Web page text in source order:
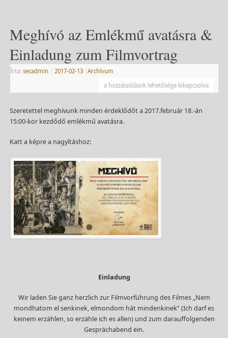
Meghívó az Emlékmű avatásra &
Einladung zum Filmvortrag
Írta: secadmin 2017-02-13
Archívum
a hozzászólások lehetősége kikapcsolva
Szeretettel meghívunk minden érdeklődőt a 2017.február 18.-án
15:00-kor kezdődő emlékmű avatásra.
Katt a képre a nagyításhoz:
Einladung
Wir laden Sie ganz herzlich zur Filmvorführung des Filmes „Nem
mondhatom el senkinek, elmondom hát mindenkinek” (Ich darf es
keinem erzählen, so erzähle ich es allen) und zum darauffolgenden
Gesprächabend ein.